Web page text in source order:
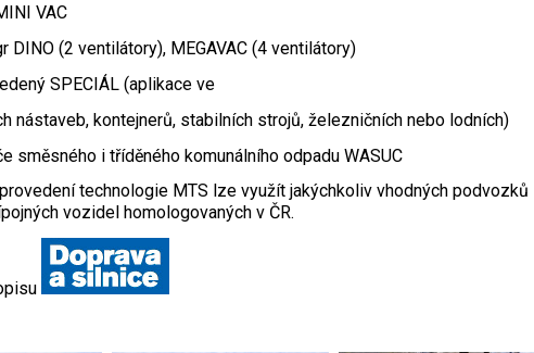
VAC
DINO (2 ventilátory), MEGAVAC (4 ventilátory)
SPECIÁL (aplikace ve
nástaveb, kontejnerů, stabilních strojů, železničních nebo lodních)
směsného i tříděného komunálního odpadu WASUC
technologie MTS lze využít jakýchkoliv vhodných podvozků
vozidel homologovaných v ČR.